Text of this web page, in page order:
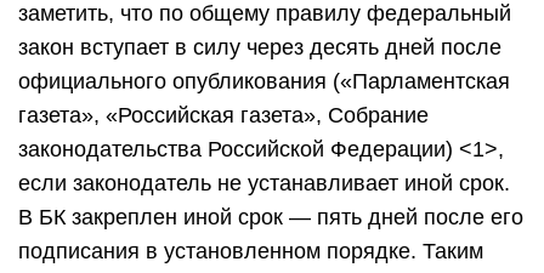
заметить, что по общему правилу федеральный
закон вступает в силу через десять дней после
официального опубликования («Парламентская
газета», «Российская газета», Собрание
законодательства Российской Федерации) <1>,
если законодатель не устанавливает иной срок.
В БК закреплен иной срок — пять дней после его
подписания в установленном порядке. Таким